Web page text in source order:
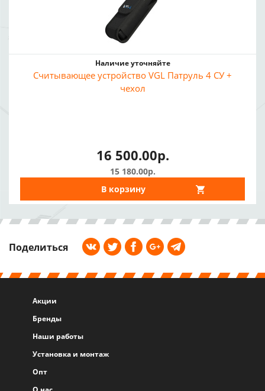
Наличие уточняйте
Считывающее устройство VGL Патруль 4 СУ +
чехол
16 500.00р.
15 180.00р.
В корзину
Поделиться
Акции
Бренды
Наши работы
Установка и монтаж
Опт